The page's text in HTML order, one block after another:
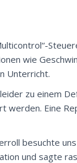
wie
Unterricht.
zu einem
werden. Eine
besuchte
und sagte